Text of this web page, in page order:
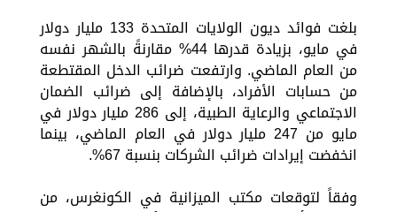
بلغت فوائد ديون الولايات المتحدة 133 مليار دولار
في مايو، بزيادة قدرها 44% مقارنةً بالشهر نفسه
من العام الماضي. وارتفعت ضرائب الدخل المقتطعة
من حسابات الأفراد، بالإضافة إلى ضرائب الضمان
الاجتماعي والرعاية الطبية، إلى 286 مليار دولار في
مايو من 247 مليار دولار في العام الماضي، بينما
انخفضت إيرادات ضرائب الشركات بنسبة 67%.
وفقاً لتوقعات مكتب الميزانية في الكونغرس، من